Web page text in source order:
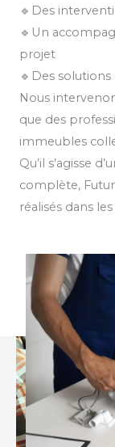
🔹Des
🔹Un
projet
🔹Des
Nous
que des
immeubles
Qu’il s’agisse
complète,
réalisés dans